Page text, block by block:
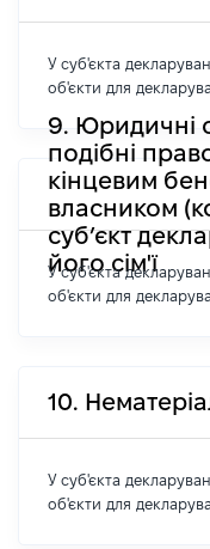
У суб'єкта
об'єкти для
9. Юридичні
подібні
кінцевим
власником
суб’єкт
його сім'ї
У суб'єкта
об'єкти для
10.
У суб'єкта
об'єкти для